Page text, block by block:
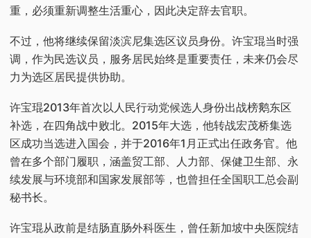
重，必须重新调整生活重心，因此决定辞去官职。
不过，他将继续保留淡滨尼集选区议员身份。许宝琨当时强
调，作为民选议员，服务居民始终是重要责任，未来仍会尽
力为选区居民提供协助。
许宝琨2013年首次以人民行动党候选人身份出战榜鹅东区
补选，在四角战中败北。2015年大选，他转战宏茂桥集选
区成功当选进入国会，并于2016年1月正式出任政务官。他
曾在多个部门履职，涵盖贸工部、人力部、保健卫生部、永
续发展与环境部和国家发展部等，也曾担任全国职工总会副
秘书长。
许宝琨从政前是结肠直肠外科医生，曾任新加坡中央医院结